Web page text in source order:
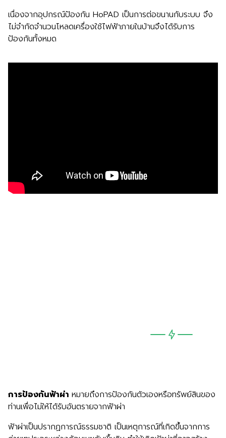
เนื่องจากอุปกรณ์ป้องกัน HoPAD เป็นการต่อขนานกับระบบ จึง
ไม่จำกัดจำนวนโหลดเครื่องใช้ไฟฟ้าภายในบ้านจึงได้รับการ
ป้องกันทั้งหมด
การป้องกันฟ้าผ่า หมายถึงการป้องกันตัวเองหรือทรัพย์สินของ
ท่านเพื่อไม่ให้ได้รับอันตรายจากฟ้าผ่า
ฟ้าผ่าเป็นปรากฏการณ์ธรรมชาติ เป็นเหตุการณ์ที่เกิดขึ้นจากการ